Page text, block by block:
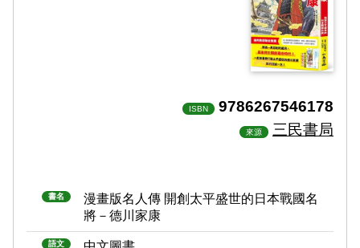
ISBN 9786267546178
來源 三民書局
書名
漫畫版名人傳 開創太平盛世的日本戰國名
將－德川家康
語文